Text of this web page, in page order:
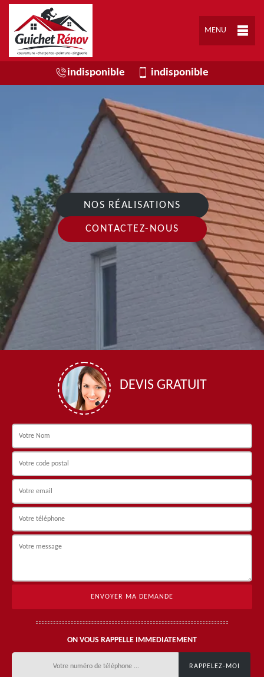
MENU
indisponible indisponible
NOS RÉALISATIONS
CONTACTEZ-NOUS
DEVIS GRATUIT
ON VOUS RAPPELLE IMMEDIATEMENT